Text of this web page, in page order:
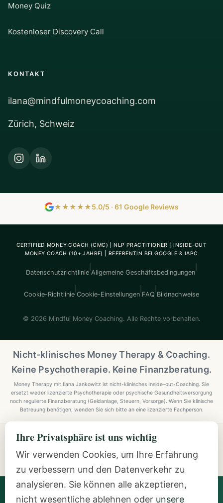
Money Quiz
Kostenloser Discovery Call
KONTAKT
ilana@mindfulmoneycoaching.com
Zürich, Schweiz
★★★★★5.0/5 · 61 Google Reviews
CERTIFIED MONEY COACH (CMC) | NLP PRACTITIONER | INSIDE-OUT
MONEY COACH (10+ JAHRE) | REFERENTIN BEI GOOGLE & IAPC
Datenschutzrichtlinie Allgemeine Geschäftsbedingungen
Cookie-Richtlinie Cookie-Einstellungen FAQ Bildnachweise
© 2026 Mindful Money Coaching. Alle Rechte vorbehalten.
Nicht-klinisches Money Therapy & Coaching.
Keine Psychotherapie. Keine Finanzberatung.
Money Therapy mit Ilana Jankowitz ist nicht-klinisches Inside-out-Coaching. Sie
ersetzt weder lizenzierte Psychotherapie oder psychische Gesundheitsversorgung
noch regulierte Finanzberatung (Geldanlage, Steuern, Vorsorge). Wenn Sie klinische
Betreuung benötigen, wenden Sie sich bitte an eine lizenzierte Fachperson.
Explore Mindful Money Coaching
Programmes, archetypes, the Inside-Out Method, and
resources.
Ilana Jankowitz · Certified Money Coach (CMC) · NLP
Practitioner · Inside-Out Money Coach (10+ Years) ·
Ihre Privatsphäre ist uns wichtig
Wir verwenden Cookies, um Ihre Erfahrung
zu verbessern und den Datenverkehr zu
analysieren. Sie können alle akzeptieren,
nicht wesentliche ablehnen oder unsere